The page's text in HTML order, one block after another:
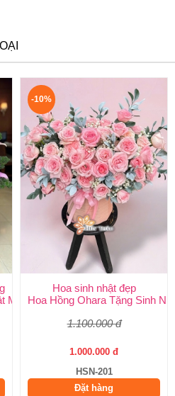
Mí 5 Loại Hoa Ý Nghĩa & Cách
-10%
Hoa sinh nhật đẹp
Hoa Hồng Ohara Tặng Sinh
1.100.000 đ
1.000.000 đ
HSN-201
Đặt hàng